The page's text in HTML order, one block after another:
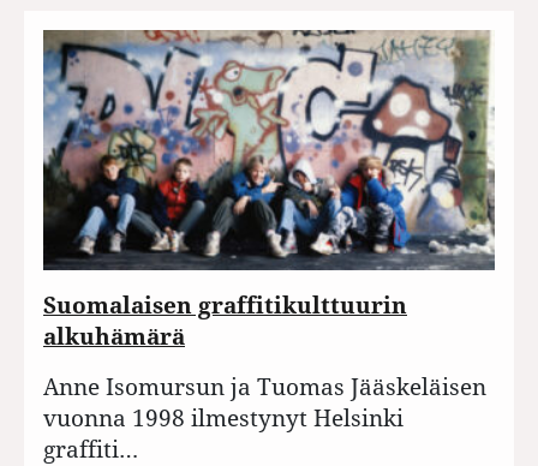
Suomalaisen graffitikulttuurin
alkuhämärä
Anne Isomursun ja Tuomas Jääskeläisen
vuonna 1998 ilmestynyt Helsinki
graffiti…